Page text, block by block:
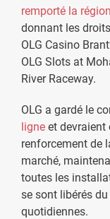
remporté la
donnant les
OLG Casino
OLG Slots at
River Raceway.
OLG a gardé le
ligne et devraient
renforcement de
marché,
toutes les
se sont libérés
quotidiennes.